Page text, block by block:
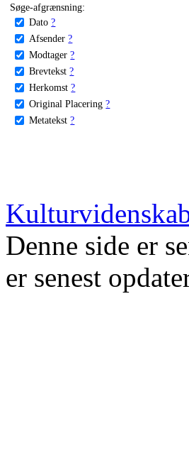
Søge-afgrænsning:
Dato ?
Afsender ?
Modtager ?
Brevtekst ?
Herkomst ?
Original Placering ?
Metatekst ?
Denne side er
er senest